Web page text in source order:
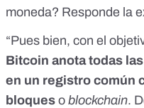
moneda? Responde la
“Pues bien, con el
Bitcoin anota todas
en un registro común
bloques o blockchain.